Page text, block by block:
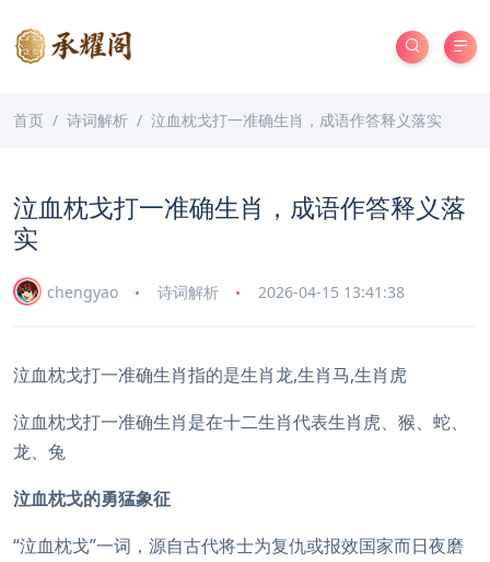
首页 诗词解析 泣血枕戈打一准确生肖，成语作答释义落实
泣血枕戈打一准确生肖，成语作答释义落
实
chengyao 诗词解析 2026-04-15 13:41:38
泣血枕戈打一准确生肖指的是生肖龙,生肖马,生肖虎
泣血枕戈打一准确生肖是在十二生肖代表生肖虎、猴、蛇、
龙、兔
泣血枕戈的勇猛象征
“泣血枕戈”一词，源自古代将士为复仇或报效国家而日夜磨